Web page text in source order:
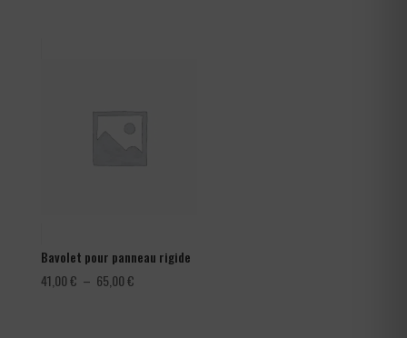
Bavolet pour panneau rigide
41,00€ – 65,00€Plage